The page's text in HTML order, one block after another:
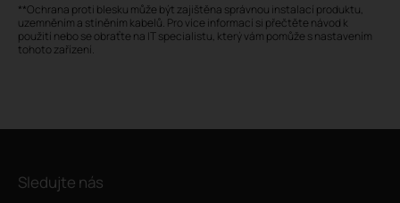
**Ochrana proti blesku může být zajištěna správnou instalací produktu,
uzemněním a stíněním kabelů. Pro více informací si přečtěte návod k
použití nebo se obraťte na IT specialistu, který vám pomůže s nastavením
tohoto zařízení.
Sledujte nás